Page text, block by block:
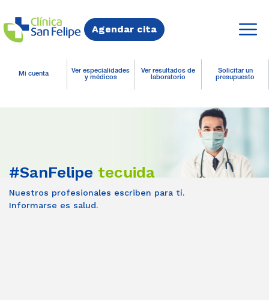
Agendar cita
Mi cuenta
Ver especialidades
y médicos
Ver resultados de
laboratorio
Solicitar un
presupuesto
#SanFelipe tecuida
Nuestros profesionales escriben para tí.
Informarse es salud.